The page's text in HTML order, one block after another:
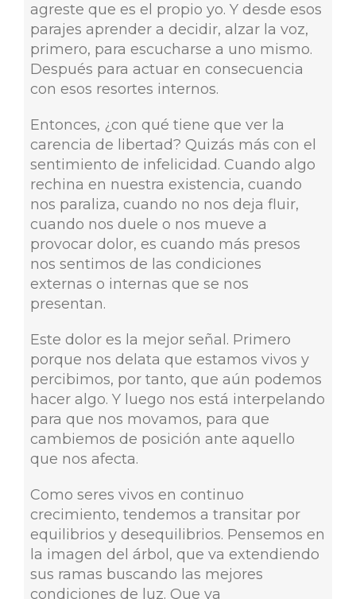
agreste que es el propio yo. Y desde esos
parajes aprender a decidir, alzar la voz,
primero, para escucharse a uno mismo.
Después para actuar en consecuencia
con esos resortes internos.
Entonces, ¿con qué tiene que ver la
carencia de libertad? Quizás más con el
sentimiento de infelicidad. Cuando algo
rechina en nuestra existencia, cuando
nos paraliza, cuando no nos deja fluir,
cuando nos duele o nos mueve a
provocar dolor, es cuando más presos
nos sentimos de las condiciones
externas o internas que se nos
presentan.
Este dolor es la mejor señal. Primero
porque nos delata que estamos vivos y
percibimos, por tanto, que aún podemos
hacer algo. Y luego nos está interpelando
para que nos movamos, para que
cambiemos de posición ante aquello
que nos afecta.
Como seres vivos en continuo
crecimiento, tendemos a transitar por
equilibrios y desequilibrios. Pensemos en
la imagen del árbol, que va extendiendo
sus ramas buscando las mejores
condiciones de luz. Que va